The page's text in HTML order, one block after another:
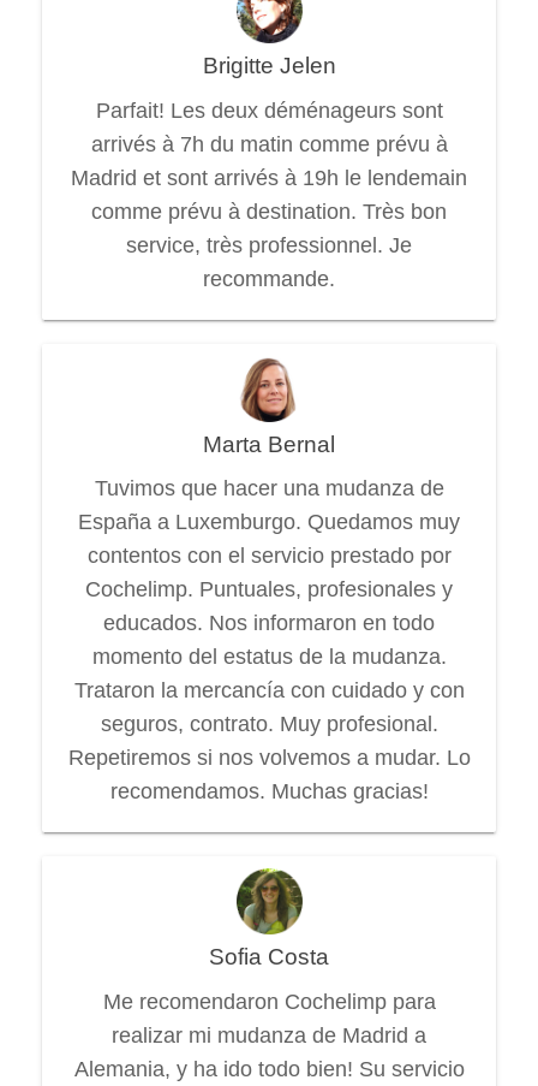
Brigitte Jelen
Parfait! Les deux déménageurs sont
arrivés à 7h du matin comme prévu à
Madrid et sont arrivés à 19h le lendemain
comme prévu à destination. Très bon
service, très professionnel. Je
recommande.
Marta Bernal
Tuvimos que hacer una mudanza de
España a Luxemburgo. Quedamos muy
contentos con el servicio prestado por
Cochelimp. Puntuales, profesionales y
educados. Nos informaron en todo
momento del estatus de la mudanza.
Trataron la mercancía con cuidado y con
seguros, contrato. Muy profesional.
Repetiremos si nos volvemos a mudar. Lo
recomendamos. Muchas gracias!
Sofia Costa
Me recomendaron Cochelimp para
realizar mi mudanza de Madrid a
Alemania, y ha ido todo bien! Su servicio